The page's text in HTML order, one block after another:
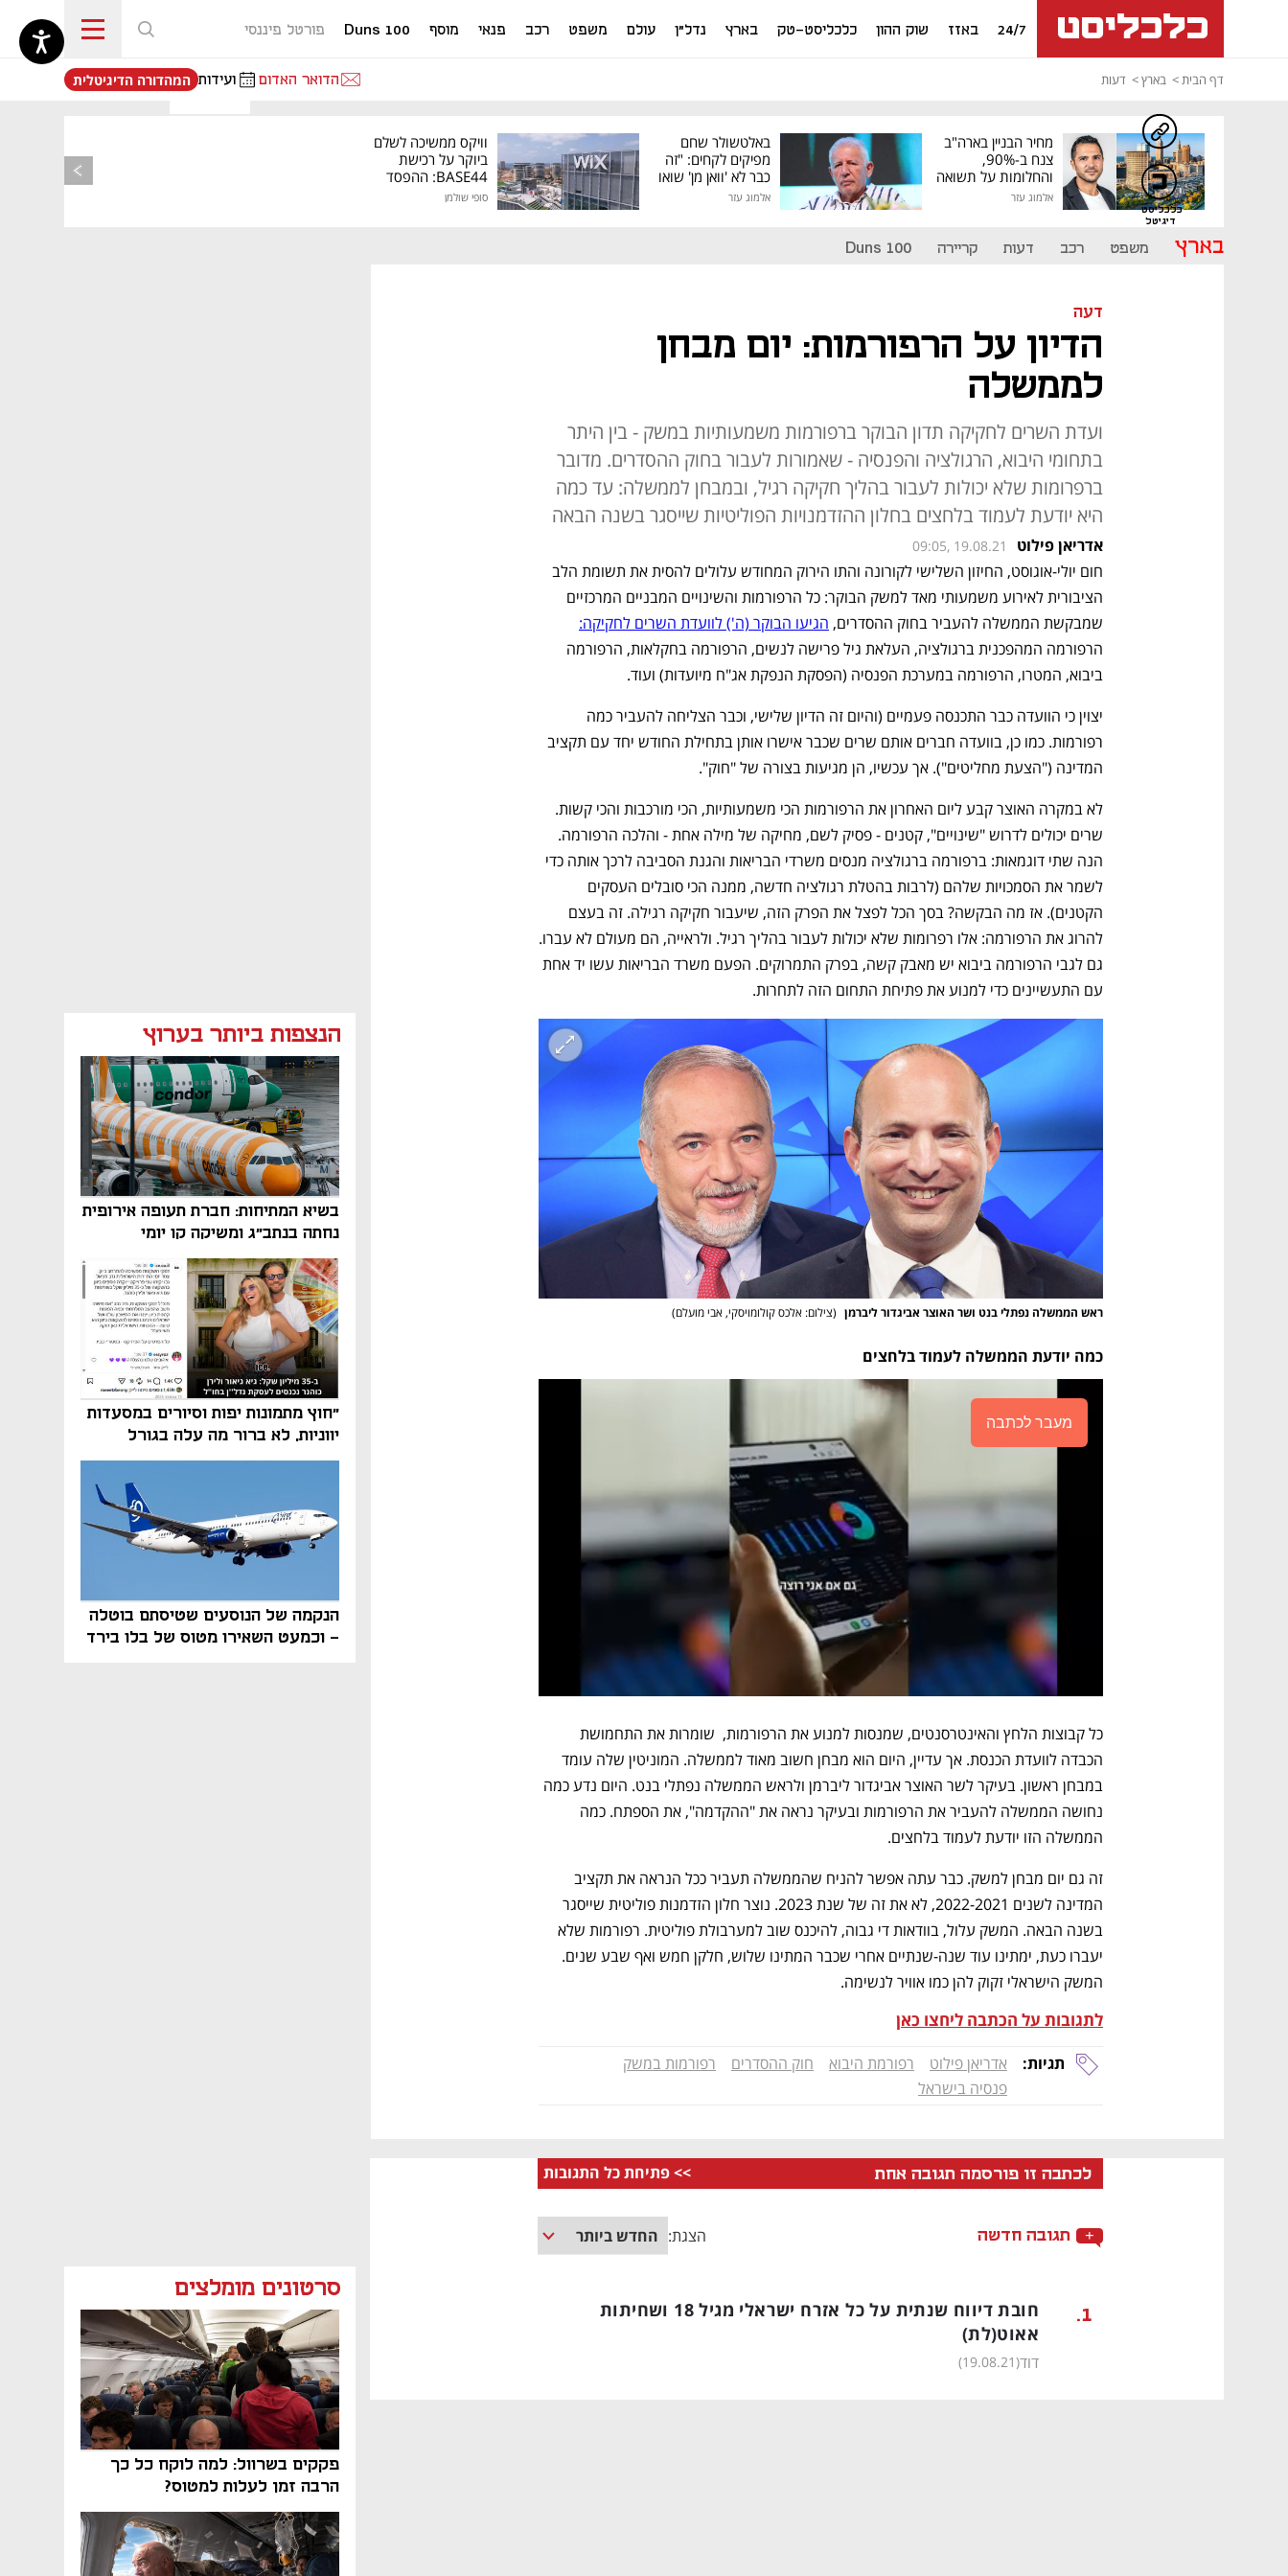
24/7 באזז שוק ההון כלכליסט-טק בארץ נדל"ן עולם משפט רכב פנאי מוסף Duns 100 פורטל פיננסי
דף הבית בארץ דעות הדואר האדום ועידות
נפתח בכרטיסייה חדשה
המהדורה הדיגיטלית
מחיר הבניין בארה"ב
צנח ב-90%,
והחלומות על תשואה
גבוהה התנפצו
אלמוג עזר
באלטשולר שחם
מפיקים לקחים: "זה
כבר לא 'וואן מן' שואו
של גילעד"
אלמוג עזר
וויקס ממשיכה לשלם
ביוקר על רכישת
BASE44: ההפסד
סופי שולמן
בארץ משפט רכב דעות קריירה Duns 100
הנצפות ביותר בערוץ
בשיא המתיחות: חברת תעופה אירופית
נחתה בנתב"ג ומשיקה קו יומי
"חוץ מתמונות יפות וסיורים במסעדות
יווניות, לא ברור מה עלה בגורל
פרויקט הנדל"ן"
הנקמה של הנוסעים שטיסתם בוטלה
- וכמעט השאירו מטוס של בלו בירד
סרטונים מומלצים
פקקים בשרוול: למה לוקח כל כך
הרבה זמן לעלות למטוס?
כלכליסט
דיגיטל
דעה
הדיון על הרפורמות: יום מבחן
לממשלה
ועדת השרים לחקיקה תדון הבוקר ברפורמות משמעותיות במשק - בין היתר
בתחומי היבוא, הרגולציה והפנסיה - שאמורות לעבור בחוק ההסדרים. מדובר
ברפרומות שלא יכולות לעבור בהליך חקיקה רגיל, ובמבחן לממשלה: עד כמה
היא יודעת לעמוד בלחצים בחלון ההזדמנויות הפוליטיות שייסגר בשנה הבאה
אדריאן פילוט 09:05, 19.08.21
שמבקשת הממשלה להעביר בחוק ההסדרים, הגיעו הבוקר (ה') לוועדת השרים לחקיקה:
ביבוא, המטרו, הרפורמה במערכת הפנסיה (הפסקת הנפקת אג"ח מיועדות) ועוד.
המדינה ("הצעת מחליטים"). אך עכשיו, הן מגיעות בצורה של "חוק".
עם התעשיינים כדי למנוע את פתיחת התחום הזה לתחרות.
ראש הממשלה נפתלי בנט ושר האוצר אביגדור ליברמן (צילום: אלכס קולומויסקי, אבי מועלם)
כמה יודעת הממשלה לעמוד בלחצים
מעבר לכתבה
הממשלה הזו יודעת לעמוד בלחצים.
המשק הישראלי זקוק להן כמו אוויר לנשימה.
לתגובות על הכתבה ליחצו כאן
תגיות: אדריאן פילוט רפורמת היבוא חוק ההסדרים
רפורמות במשק
פנסיה בישראל
לכתבה זו פורסמה תגובה אחת >>פתיחת כל התגובות
תגובה חדשה הצגת:
1
.
חובת דיווח שנתית על כל אזרח ישראלי מגיל 18 ושחיתות
אאוט(לת)
דוד(
19.08.21
)